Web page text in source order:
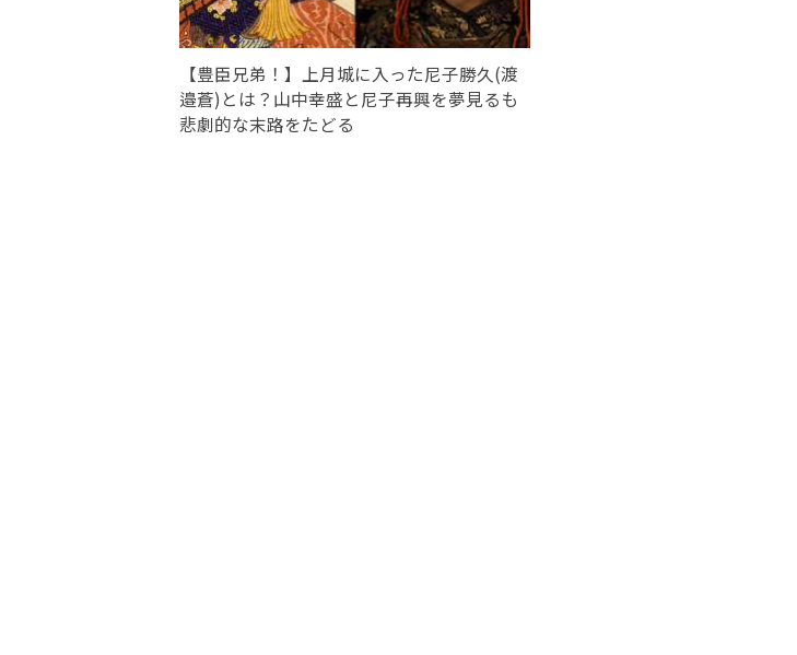
【豊臣兄弟！】上月城に入った尼子勝久(渡
邉蒼)とは？山中幸盛と尼子再興を夢見るも
悲劇的な末路をたどる